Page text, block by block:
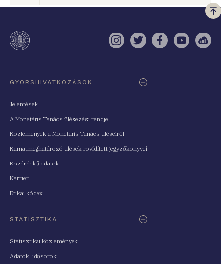
a
Instagram
TwitterFacebook
YouTube
GYORSHIVATKOZÁSOK
Jelentések
A Monetáris Tanács ülésezési rendje
Közlemények a Monetáris Tanács üléseiről
Kamatmeghatározó ülések rövidített jegyzőkönyvei
Közérdekű adatok
Karrier
Etikai kódex
STATISZTIKA
Statisztikai közlemények
Adatok, idősorok